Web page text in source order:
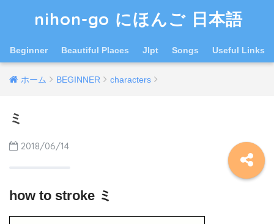
nihon-go にほんご 日本語
Beginner Beautiful Places Jlpt Songs Useful Links
ホーム BEGINNER characters
ミ
2018/06/14
how to stroke ミ